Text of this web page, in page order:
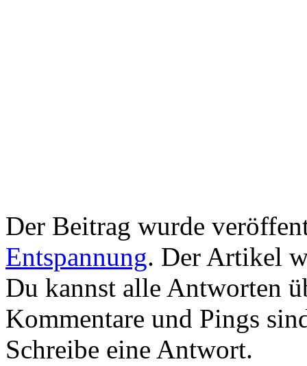
Der Beitrag wurde
Entspannung. Der Artikel
Du kannst alle Antworten
Kommentare und Pings
Schreibe eine Antwort.